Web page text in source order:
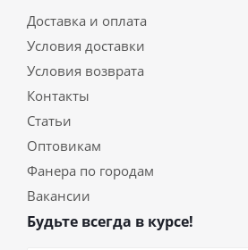
Доставка и оплата
Условия доставки
Условия возврата
Контакты
Статьи
Оптовикам
Фанера по городам
Вакансии
Будьте всегда в курсе!